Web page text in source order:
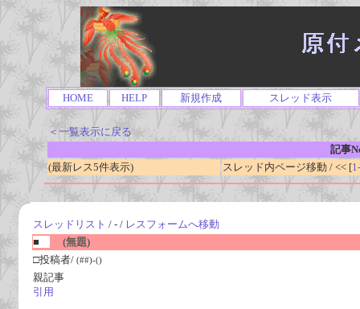
HOME HELP 新規作成 スレッド表示
＜一覧表示に戻る
記事
(最新レス5件表示)
スレッド内ページ移動 / << [
スレッドリスト / - / レスフォームへ移動
■
(無題)
□投稿者/ (##)-()
親記事
引用